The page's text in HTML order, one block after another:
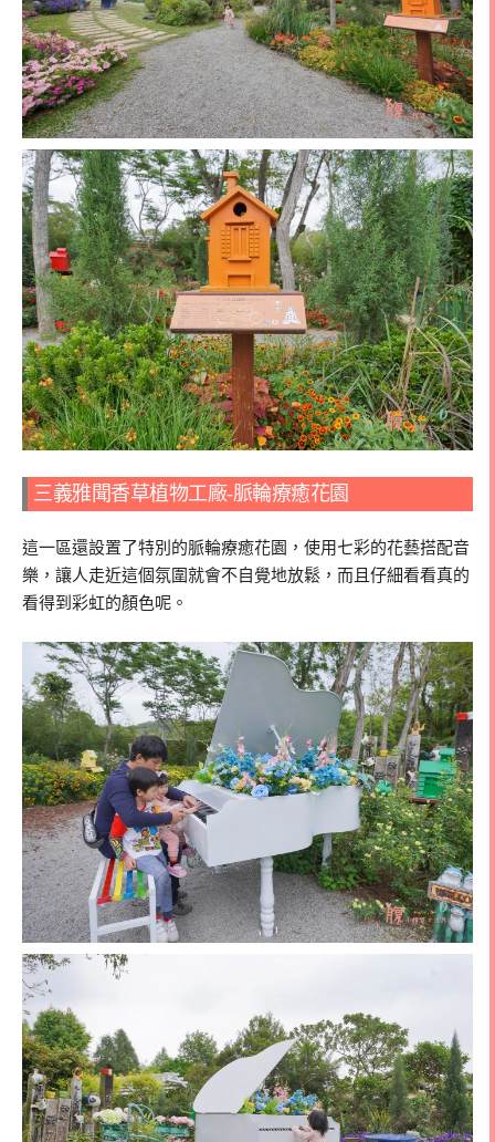
三義雅聞香草植物工廠-脈輪療癒花園
這一區還設置了特別的脈輪療癒花園，使用七彩的花藝搭配音
樂，讓人走近這個氛圍就會不自覺地放鬆，而且仔細看看真的
看得到彩虹的顏色呢。